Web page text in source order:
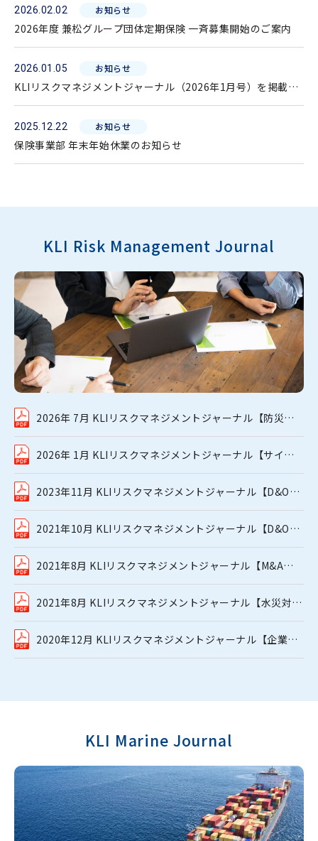
2026.02.02 お知らせ
2026年度 兼松グループ団体定期保険 一斉募集開始のご案内
2026.01.05 お知らせ
KLIリスクマネジメントジャーナル（2026年1月号）を掲載し
ました。
2025.12.22 お知らせ
保険事業部 年末年始休業のお知らせ
KLI Risk Management Journal
2026年 7月 KLIリスクマネジメントジャーナル【防災気
2026年 1月 KLIリスクマネジメントジャーナル【サイバ
2023年11月 KLIリスクマネジメントジャーナル【D&O特
2021年10月 KLIリスクマネジメントジャーナル【D&O特
2021年8月 KLIリスクマネジメントジャーナル【M&A特
2021年8月 KLIリスクマネジメントジャーナル【水災対策
2020年12月 KLIリスクマネジメントジャーナル【企業の
KLI Marine Journal